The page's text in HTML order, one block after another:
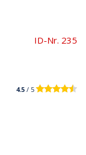
ID-Nr. 235
4.5 / 5